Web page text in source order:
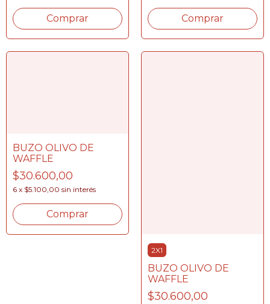
Comprar Comprar
BUZO OLIVO DE
WAFFLE
$30.600,00
6 x $5.100,00 sin interés
Comprar
2X1
BUZO OLIVO DE
WAFFLE
$30.600,00